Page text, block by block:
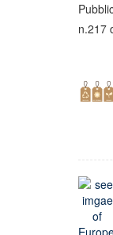
n.217